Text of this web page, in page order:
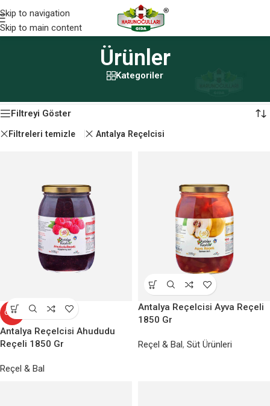
Skip to navigation
Skip to main content
Ürünler
Kategoriler
Filtreyi Göster
Filtreleri temizle Antalya Reçelcisi
ÖZEL
Antalya Reçelcisi Ahududu
Reçeli 1850 Gr
Reçel & Bal
Antalya Reçelcisi Ayva Reçeli
1850 Gr
Reçel & Bal, Süt Ürünleri